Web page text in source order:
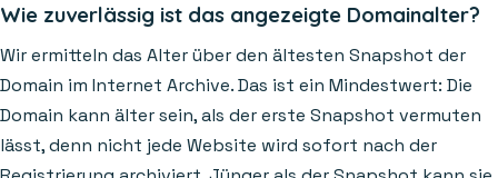
Wie zuverlässig ist das angezeigte Domainalter?
Wir ermitteln das Alter über den ältesten Snapshot der
Domain im Internet Archive. Das ist ein Mindestwert: Die
Domain kann älter sein, als der erste Snapshot vermuten
lässt, denn nicht jede Website wird sofort nach der